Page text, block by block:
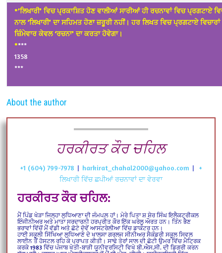
*’ਲਿਖਾਰੀ’ ਵਿਚ ਪ੍ਰਕਾਸ਼ਿਤ ਹੋਣ ਵਾਲੀਆਂ ਸਾਰੀਆਂ ਹੀ ਰਚਨਾਵਾਂ ਵਿਚ ਪ੍ਰਗਟਾਏ
ਨਾਲ ‘ਲਿਖਾਰੀ’ ਦਾ ਸਹਿਮਤ ਹੋਣਾ ਜ਼ਰੂਰੀ ਨਹੀਂ। ਹਰ ਲਿਖਤ ਵਿਚ ਪ੍ਰਗਟਾਏ ਵਿਚਾਰਾਂ
ਜ਼ਿੰਮੇਵਾਰ ਕੇਵਲ ‘ਰਚਨਾ’ ਦਾ ਕਰਤਾ ਹੋਵੇਗਾ।
****
1358
***
About the author
ਹਰਕੀਰਤ ਕੌਰ ਚਹਿਲ
+1 (604) 799-7978 | harkirat_chahal2000@yahoo.com |
+
ਲਿਖਾਰੀ ਵਿੱਚ ਛਪੀਆਂ ਰਚਨਾਵਾਂ ਦਾ ਵੇਰਵਾ
ਹਰਕੀਰਤ ਕੌਰ ਚਹਿਲ:
ਮੈਂ ਪਿੰਡ ਖੇੜਾ ਜਿਲ੍ਹਾ ਲੁਧਿਆਣਾ ਦੀ ਜੰਮਪਲ਼ ਹਾਂ। ਮੇਰੇ ਪਿਤਾ ਸ਼ ਸ਼ੇਰ ਸਿੰਘ ਇਲੈਕਟ੍ਰੀਕਲ
ਇੰਜੀਨੀਅਰ ਅਤੇ ਮਾਤਾ ਸਰਦਾਰਨੀ ਹਰਪ੍ਰੀਤ ਕੌਰ ਇੱਕ ਘਰੇਲੂ ਔਰਤ ਹਨ। ਤਿੰਨ ਭੈਣ
ਭਰਾਵਾਂ ਵਿੱਚੋਂ ਮੈਂ ਵੱਡੀ ਅਤੇ ਛੋਟੇ ਦੋਵੇਂ ਆਸਟਰੇਲੀਆ ਵਿੱਚ ਡਾਕਟਰ ਹਨ।
ਹਾਈ ਸਕੂਲੀ ਸਿੱਖਿਆ ਲੁਧਿਆਣੇ ਦੇ ਖਾਲਸਾ ਗਰਲਜ ਸੀਨੀਅਰ ਸੈਕੰਡਰੀ ਸਕੂਲ ਸਿਵਲ
ਲਾਈਨ ਤੋਂ ਹੋਸਟਲ ਰਹਿ ਕੇ ਪ੍ਰਾਪਤ ਕੀਤੀ। ਸਾਢੇ ਤੇਰਾਂ ਸਾਲ ਦੀ ਛੋਟੀ ਉਮਰ ਵਿੱਚ ਮੈਟ੍ਰਿਕ
ਕਰਕੇ 1983 ਵਿੱਚ ਪੰਜਾਬ ਖੇਤੀ-ਬਾੜੀ ਯੂਨੀਵਰਸਿਟੀ ਵਿਖੇ ਬੀ.ਐਸ.ਸੀ. ਦੀ ਡਿਗਰੀ ਕਰਨ